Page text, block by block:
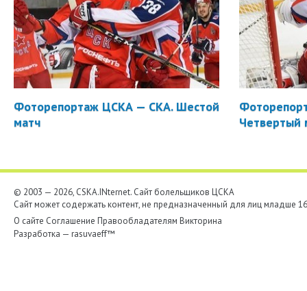
Фоторепортаж ЦСКА — СКА. Шестой
матч
Четвертый
© 2003 — 2026, CSKA.INternet. Cайт болельщиков ЦСКА
Сайт может содержать контент, не предназначенный для лиц младше
О сайте Соглашение Правообладателям Викторина
Разработка — rasuvaeff™